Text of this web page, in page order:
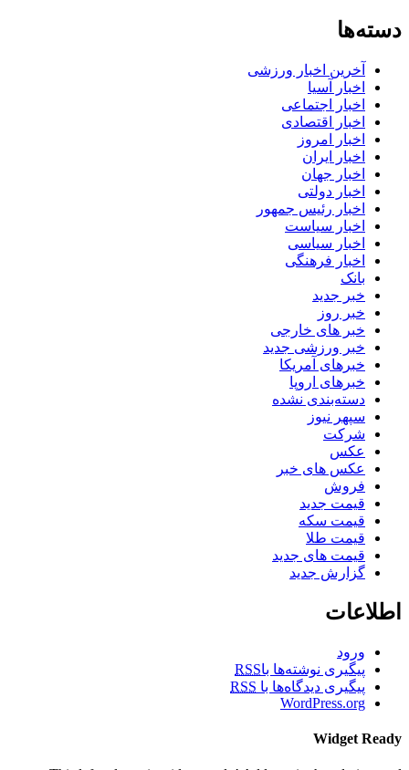
دسته‌ها
آخرین اخبار ورزشی
اخبار آسیا
اخبار اجتماعی
اخبار اقتصادی
اخبار امروز
اخبار ایران
اخبار جهان
اخبار دولتی
اخبار رئیس جمهور
اخبار سیاست
اخبار سیاسی
اخبار فرهنگی
بانک
خبر جدید
خبر روز
خبر های خارجی
خبر ورزشی جدید
خبرهای آمریکا
خبرهای اروپا
دسته‌بندی نشده
سپهر نیوز
شرکت
عکس
عکس های خبر
فروش
قیمت جدید
قیمت سکه
قیمت طلا
قیمت های جدید
گزارش جدید
اطلاعات
ورود
پیگیری نوشته‌ها باRSS
پیگیری دیدگاه‌ها با RSS
WordPress.org
Widget Ready